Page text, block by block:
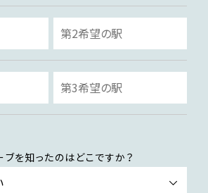
を知ったのはどこですか？